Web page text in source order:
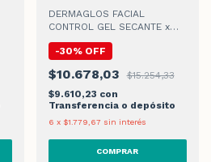
DERMAGLOS FACIAL
CONTROL GEL SECANTE x
-30% OFF
$10.678,03
$15.254,33
$9.610,23 con
Transferencia o depósito
6 x $1.779,67 sin interés